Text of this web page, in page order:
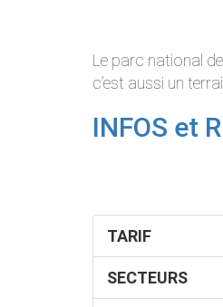
Le parc national
c’est aussi un
INFOS et
TARIF
SECTEURS